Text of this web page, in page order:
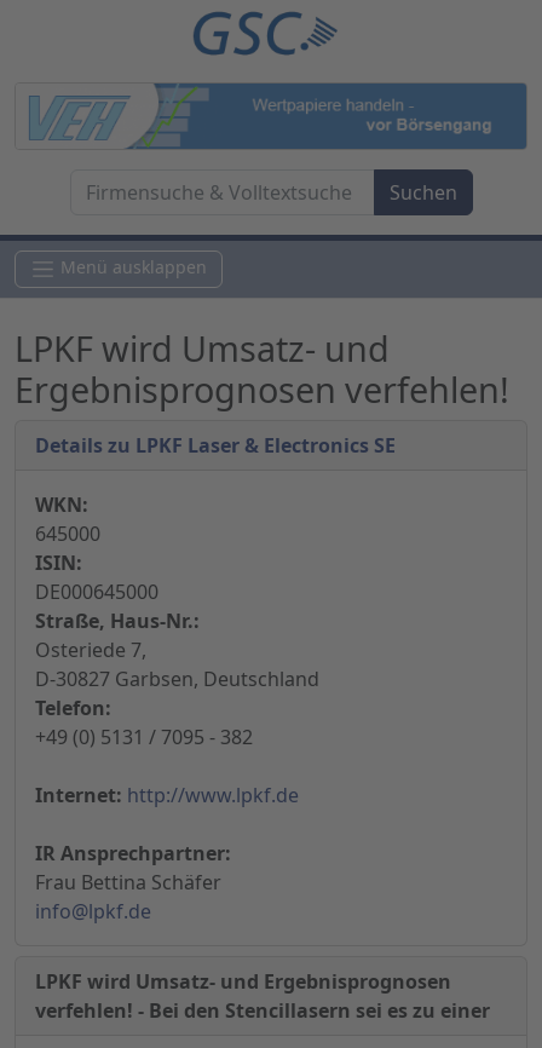
Menü ausklappen
LPKF wird Umsatz- und
Ergebnisprognosen verfehlen!
Details zu LPKF Laser & Electronics SE
WKN:
645000
ISIN:
DE000645000
Straße, Haus-Nr.:
Osteriede 7,
D-30827 Garbsen, Deutschland
Telefon:
+49 (0) 5131 / 7095 - 382
Internet: http://www.lpkf.de
IR Ansprechpartner:
Frau Bettina Schäfer
info@lpkf.de
LPKF wird Umsatz- und Ergebnisprognosen
verfehlen! - Bei den Stencillasern sei es zu einer